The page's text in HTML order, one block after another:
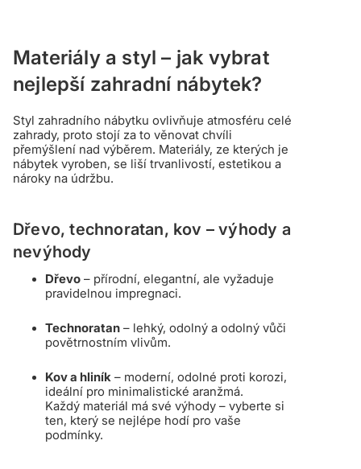
Materiály a styl – jak vybrat
nejlepší zahradní nábytek?
Styl zahradního nábytku ovlivňuje atmosféru celé
zahrady, proto stojí za to věnovat chvíli
přemýšlení nad výběrem. Materiály, ze kterých je
nábytek vyroben, se liší trvanlivostí, estetikou a
nároky na údržbu.
Dřevo, technoratan, kov – výhody a
nevýhody
Dřevo – přírodní, elegantní, ale vyžaduje
pravidelnou impregnaci.
Technoratan – lehký, odolný a odolný vůči
povětrnostním vlivům.
Kov a hliník – moderní, odolné proti korozi,
ideální pro minimalistické aranžmá.
Každý materiál má své výhody – vyberte si
ten, který se nejlépe hodí pro vaše
podmínky.